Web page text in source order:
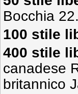
Bocchia
100 stile
400 stile
canadese
britannico